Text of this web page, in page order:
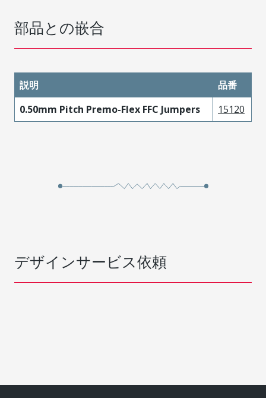
部品との嵌合
説明
品番
0.50mm Pitch Premo-Flex FFC Jumpers
15120
デザインサービス依頼